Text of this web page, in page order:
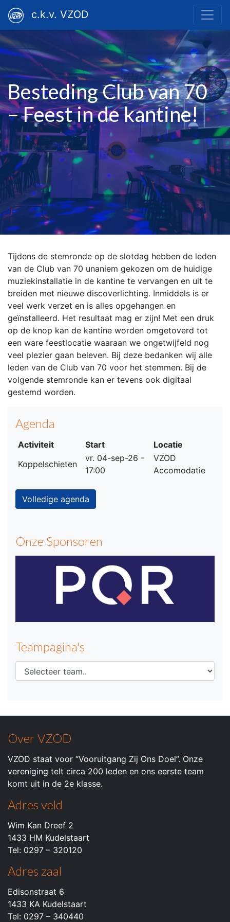
c.k.v. VZOD
Besteding Club van 70
– Feest in de kantine!
Tijdens de stemronde op de slotdag hebben de leden
van de Club van 70 unaniem gekozen om de huidige
muziekinstallatie in de kantine te vervangen en uit te
breiden met nieuwe discoverlichting. Inmiddels is er
veel werk verzet en is alles opgehangen en
geïnstalleerd. Het resultaat mag er zijn! Met een druk
op de knop kan de kantine worden omgetoverd tot
een ware feestlocatie waaraan we ongetwijfeld nog
veel plezier gaan beleven. Bij deze bedanken wij alle
leden van de Club van 70 voor het stemmen. Bij de
volgende stemronde kan er tevens ook digitaal
gestemd worden.
Agenda
Activiteit Start
Locatie
Koppelschieten
vr. 04-sep-26 -
17:00
VZOD
Accomodatie
Volledige agenda
Onze Sponsoren
Teampagina's
Over VZOD
VZOD staat voor “Vooruitgang Zij Ons Doel”. Onze
vereniging telt circa 200 leden en ons eerste team
komt uit in de 2e klasse.
Adres veld
Wim Kan Dreef 2
1433 HM Kudelstaart
Tel: 0297 – 320120
Adres zaal
Edisonstraat 6
1433 KA Kudelstaart
Tel: 0297 – 340440